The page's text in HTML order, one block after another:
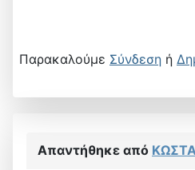
Παρακαλούμε Σύνδεση ή
Απαντήθηκε από